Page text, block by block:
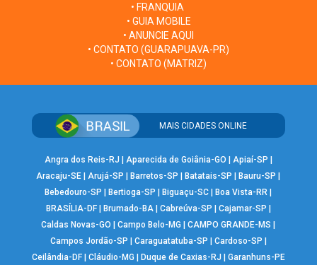
• FRANQUIA
• GUIA MOBILE
• ANUNCIE AQUI
• CONTATO (GUARAPUAVA-PR)
• CONTATO (MATRIZ)
MAIS CIDADES ONLINE
Angra dos Reis-RJ Aparecida de Goiânia-GO Apiaí-SP
Aracaju-SE |Arujá-SP Barretos-SP Batatais-SP Bauru-SP
Bebedouro-SP
Bertioga-SP Biguaçu-SC Boa Vista-RR
BRASÍLIA-DF| Brumado-BA| Cabreúva-SP Cajamar-SP
Caldas Novas-GO
|Campo Belo-MG |CAMPO GRANDE-MS
Campos Jordão-SP
Caraguatatuba-SP Cardoso-SP
Ceilândia-DF| Cláudio-MG Duque de Caxias-RJ
Garanhuns-PE